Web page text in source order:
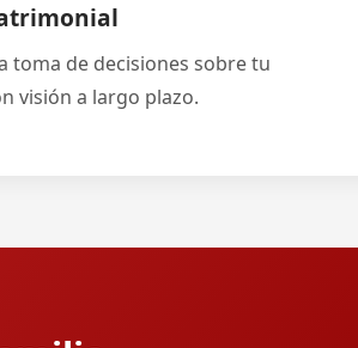
toma de decisiones sobre tu
visión a largo plazo.